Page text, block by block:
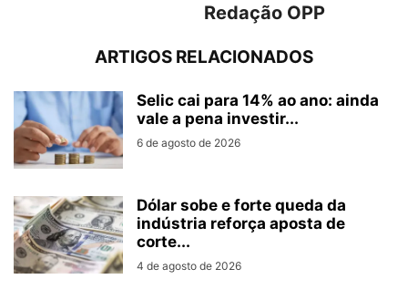
Redação OPP
ARTIGOS RELACIONADOS
Selic cai para 14% ao ano: ainda
vale a pena investir...
6 de agosto de 2026
Dólar sobe e forte queda da
indústria reforça aposta de
corte...
4 de agosto de 2026